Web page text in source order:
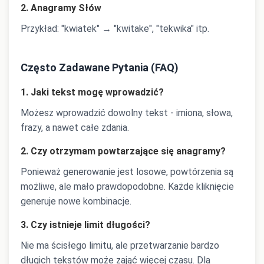
2. Anagramy Słów
Przykład: "kwiatek" → "kwitake", "tekwika" itp.
Często Zadawane Pytania (FAQ)
1. Jaki tekst mogę wprowadzić?
Możesz wprowadzić dowolny tekst - imiona, słowa,
frazy, a nawet całe zdania.
2. Czy otrzymam powtarzające się anagramy?
Ponieważ generowanie jest losowe, powtórzenia są
możliwe, ale mało prawdopodobne. Każde kliknięcie
generuje nowe kombinacje.
3. Czy istnieje limit długości?
Nie ma ścisłego limitu, ale przetwarzanie bardzo
długich tekstów może zająć więcej czasu. Dla